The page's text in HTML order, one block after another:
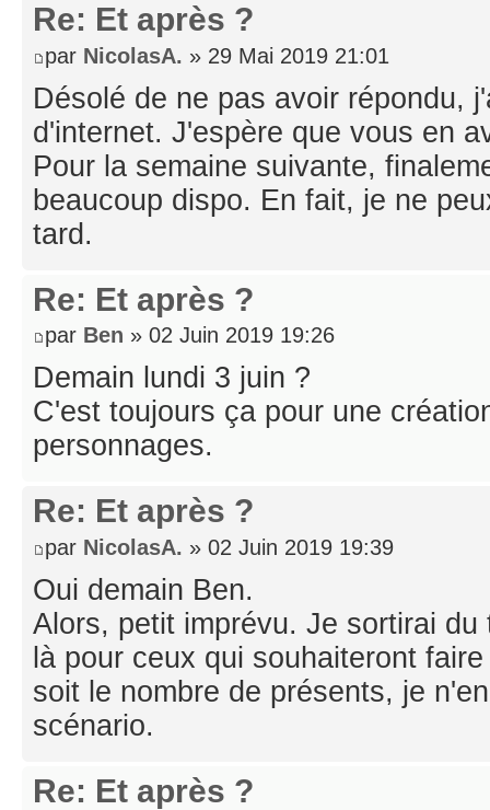
Re: Et après ?
par NicolasA. » 29 Mai 2019 21:01
Désolé de ne pas avoir répondu,
d'internet. J'espère que vous en
Pour la semaine suivante,
beaucoup dispo. En fait, je ne
tard.
Re: Et après ?
par Ben » 02 Juin 2019 19:26
Demain lundi 3 juin ?
C'est toujours ça pour une
personnages.
Re: Et après ?
par NicolasA. » 02 Juin 2019 19:39
Oui demain Ben.
Alors, petit imprévu. Je sortirai
là pour ceux qui souhaiteront
soit le nombre de présents, je
scénario.
Re: Et après ?